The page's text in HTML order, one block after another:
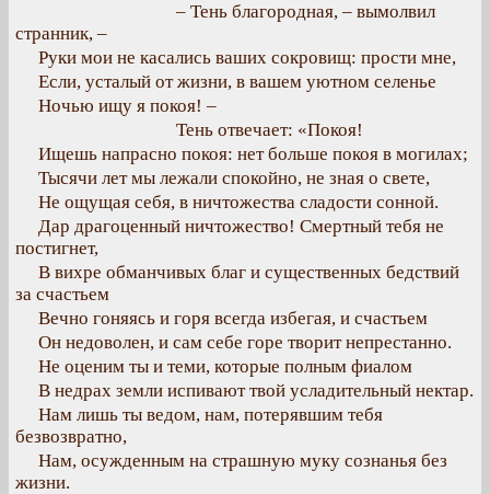
– Тень благородная, – вымолвил
странник, –
Руки мои не касались ваших сокровищ: прости мне,
Если, усталый от жизни, в вашем уютном селенье
Ночью ищу я покоя! –
Тень отвечает: «Покоя!
Ищешь напрасно покоя: нет больше покоя в могилах;
Тысячи лет мы лежали спокойно, не зная о свете,
Не ощущая себя, в ничтожества сладости сонной.
Дар драгоценный ничтожество! Смертный тебя не
постигнет,
В вихре обманчивых благ и существенных бедствий
за счастьем
Вечно гоняясь и горя всегда избегая, и счастьем
Он недоволен, и сам себе горе творит непрестанно.
Не оценим ты и теми, которые полным фиалом
В недрах земли испивают твой усладительный нектар.
Нам лишь ты ведом, нам, потерявшим тебя
безвозвратно,
Нам, осужденным на страшную муку сознанья без
жизни.